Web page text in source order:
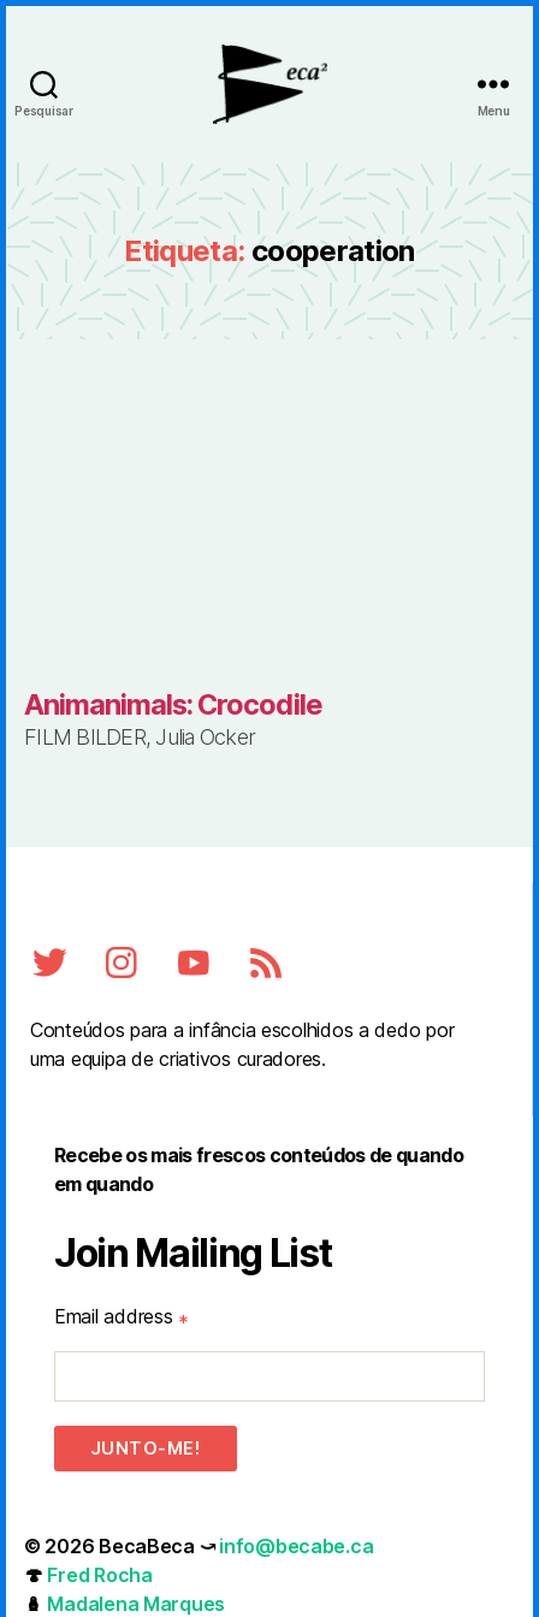
Pesquisar Menu
Etiqueta: cooperation
Animanimals: Crocodile
FILM BILDER, Julia Ocker
Conteúdos para a infância escolhidos a dedo por
uma equipa de criativos curadores.
Recebe os mais frescos conteúdos de quando
em quando
Join Mailing List
Email address *
JUNTO-ME!
© 2026 BecaBeca ⤻info@becabe.ca
🍄 Fred Rocha
🪆 Madalena Marques